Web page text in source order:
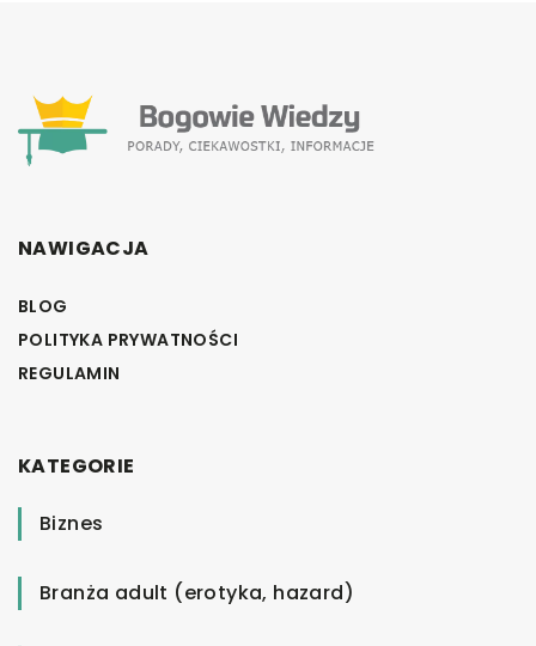
NAWIGACJA
BLOG
POLITYKA PRYWATNOŚCI
REGULAMIN
KATEGORIE
Biznes
Branża adult (erotyka, hazard)